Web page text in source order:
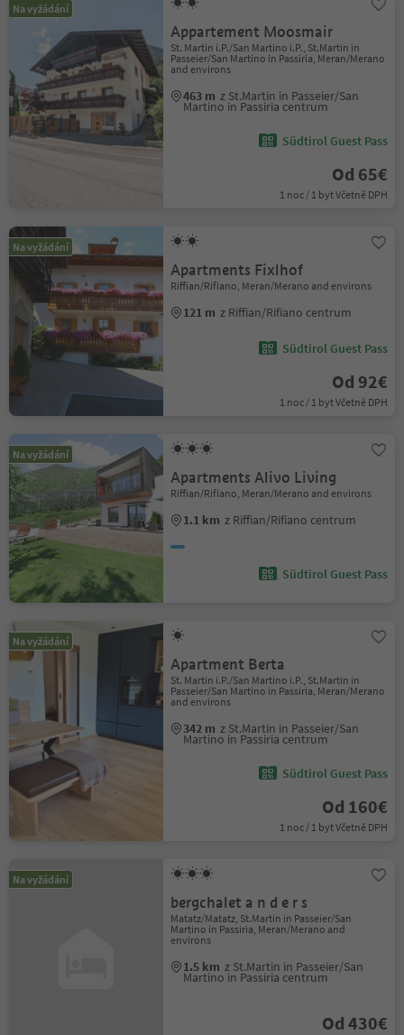
Na vyžádání
Appartement Moosmair
St. Martin i.P./San Martino i.P., St.Martin in
Passeier/San Martino in Passiria, Meran/Merano
and environs
463 m z St.Martin in Passeier/San
Martino in Passiria centrum
Südtirol Guest Pass
Od 65€
1 noc / 1 byt Včetně DPH
Na vyžádání
Apartments Fixlhof
Riffian/Rifiano, Meran/Merano and environs
121 m z Riffian/Rifiano centrum
Südtirol Guest Pass
Od 92€
1 noc / 1 byt Včetně DPH
Na vyžádání
Apartments Alivo Living
Riffian/Rifiano, Meran/Merano and environs
1.1 km z Riffian/Rifiano centrum
Südtirol Guest Pass
Na vyžádání
Apartment Berta
St. Martin i.P./San Martino i.P., St.Martin in
Passeier/San Martino in Passiria, Meran/Merano
and environs
342 m z St.Martin in Passeier/San
Martino in Passiria centrum
Südtirol Guest Pass
Od 160€
1 noc / 1 byt Včetně DPH
Na vyžádání
bergchalet a n d e r s
Matatz/Matatz, St.Martin in Passeier/San
Martino in Passiria, Meran/Merano and
environs
1.5 km z St.Martin in Passeier/San
Martino in Passiria centrum
Od 430€